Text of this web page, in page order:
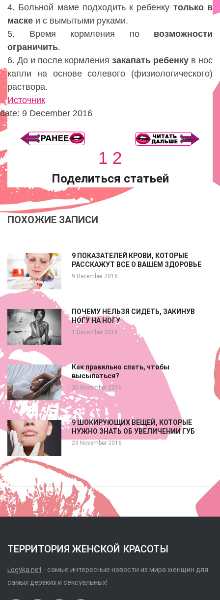
4. Больной маме подходить к ребенку только в
маске и с вымытыми руками.
5. Время кормления по возможности
ограничить.
6. До и после кормления закапать ребенку в нос
капли на основе солевого (физиологического)
раствора.
Источник
date: 9 December 2016
1 2
Поделиться статьей
ПОХОЖИЕ ЗАПИСИ
9 ПОКАЗАТЕЛЕЙ КРОВИ, КОТОРЫЕ
РАССКАЖУТ ВСЕ О ВАШЕМ ЗДОРОВЬЕ
9 December 2016
ПОЧЕМУ НЕЛЬЗЯ СИДЕТЬ, ЗАКИНУВ
НОГУ НА НОГУ
1 December 2016
Как правильно спать, чтобы
высыпаться?
30 November 2016
9 ШОКИРУЮЩИХ ВЕЩЕЙ, КОТОРЫЕ
НУЖНО ЗНАТЬ ОБ УВЕЛИЧЕНИИ ГУБ
29 November 2016
ТЕРРИТОРИЯ ЖЕНСКОЙ КРАСОТЫ
Logyka.net - самые интересные новости из мира женщин для
самых дерзких и сексуальных!